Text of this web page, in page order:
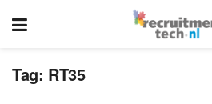
Tag: RT35